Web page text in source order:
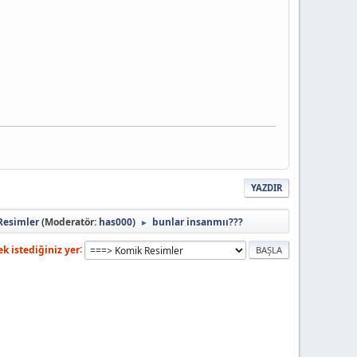
YAZDIR
(Moderatör: has000) ► bunlar insanmıı???
istediğiniz yer